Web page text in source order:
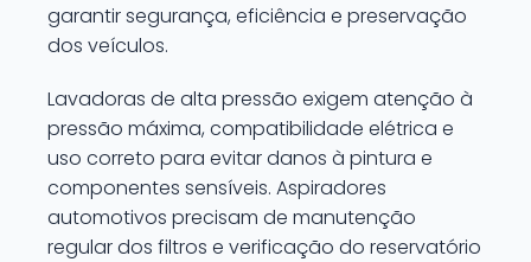
garantir segurança, eficiência e preservação
dos veículos.
Lavadoras de alta pressão exigem atenção à
pressão máxima, compatibilidade elétrica e
uso correto para evitar danos à pintura e
componentes sensíveis. Aspiradores
automotivos precisam de manutenção
regular dos filtros e verificação do reservatório